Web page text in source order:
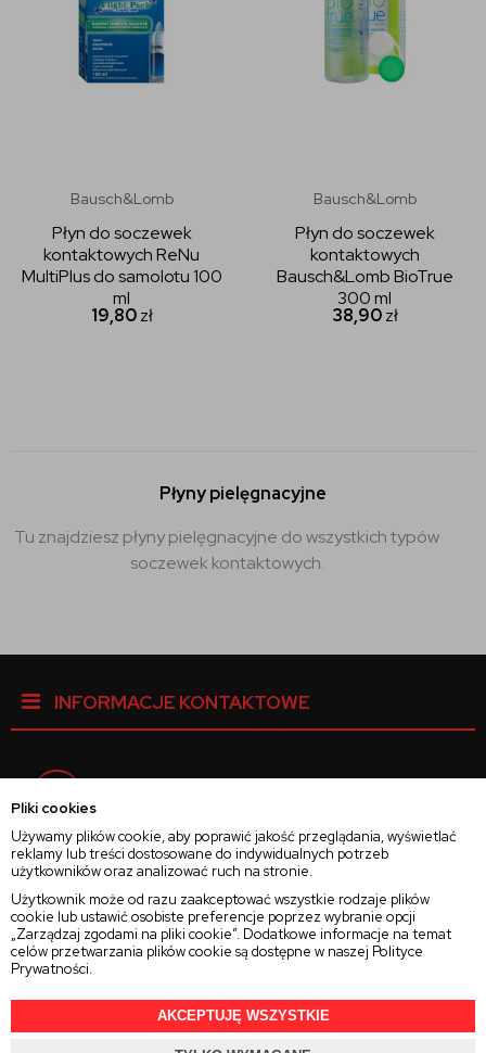
Pliki cookies
Używamy plików cookie, aby poprawić jakość przeglądania, wyświetlać
reklamy lub treści dostosowane do indywidualnych potrzeb
użytkowników oraz analizować ruch na stronie.
Użytkownik może od razu zaakceptować wszystkie rodzaje plików
cookie lub ustawić osobiste preferencje poprzez wybranie opcji
„Zarządzaj zgodami na pliki cookie”. Dodatkowe informacje na temat
celów przetwarzania plików cookie są dostępne w naszej Polityce
Prywatności.
AKCEPTUJĘ WSZYSTKIE
Bausch&Lomb
Płyn do soczewek
kontaktowych ReNu
MultiPlus do samolotu 100
ml
19,80zł
Bausch&Lomb
Płyn do soczewek
kontaktowych
Bausch&Lomb BioTrue
300 ml
38,90zł
Płyny pielęgnacyjne
Tu znajdziesz płyny pielęgnacyjne do wszystkich typów
soczewek kontaktowych.
INFORMACJE KONTAKTOWE
Instagram
Twitter
2025 © Wszelkie Prawa ZastrzeżoneRajsoczewek.pl